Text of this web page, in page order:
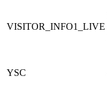
VISITOR_INFO1_LIVE
YSC